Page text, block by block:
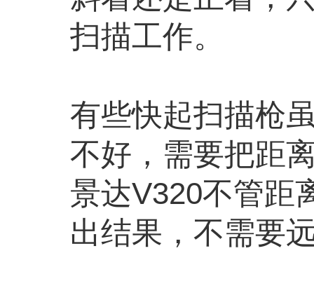
扫描工作。
有些快起扫描枪
不好，需要把距
景达V320不管距
出结果，不需要